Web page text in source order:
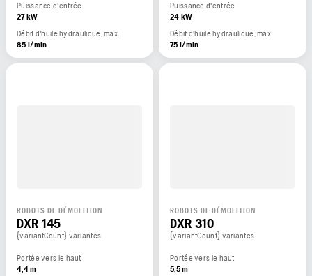
Puissance d'entrée
27 kW
Débit d'huile hydraulique, max.
85 l/min
Puissance d'entrée
24 kW
Débit d'huile hydraulique, max.
75 l/min
ROBOTS DE DÉMOLITION
DXR 145
{variantCount} variantes
Portée vers le haut
4,4 m
ROBOTS DE DÉMOLITION
DXR 310
{variantCount} variantes
Portée vers le haut
5,5 m